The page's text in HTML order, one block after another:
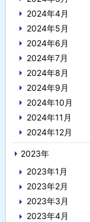
2024年4月
2024年5月
2024年6月
2024年7月
2024年8月
2024年9月
2024年10月
2024年11月
2024年12月
2023年
2023年1月
2023年2月
2023年3月
2023年4月